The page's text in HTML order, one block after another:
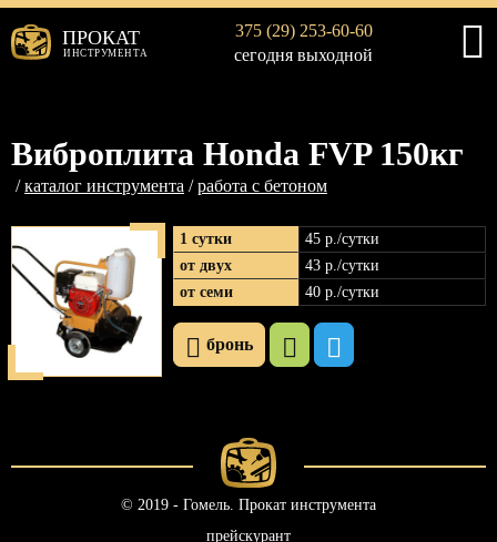
ПРОКАТ
ИНСТРУМЕНТА
375 (29) 253-60-60
сегодня выходной
Виброплита Honda FVP 150кг
каталог инструмента работа с бетоном
1 сутки 45 р./сутки
от двух
43 р./сутки
от семи
40 р./сутки
бронь
© 2019 - Гомель. Прокат инструмента
прейскурант